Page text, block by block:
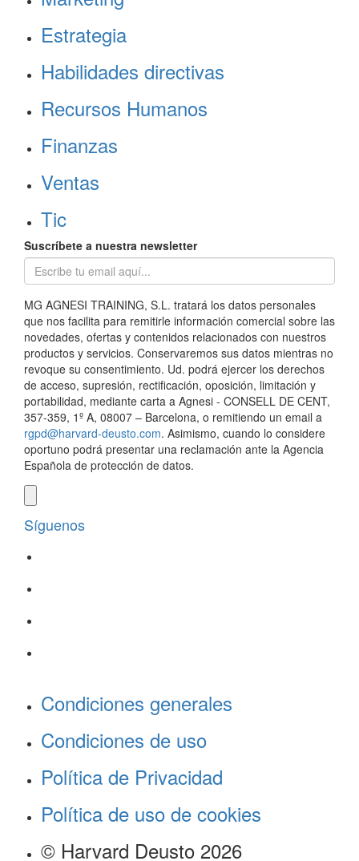
Estrategia
Habilidades directivas
Recursos Humanos
Finanzas
Ventas
Tic
Suscríbete a nuestra newsletter
MG AGNESI TRAINING, S.L. tratará los datos personales
que nos facilita para remitirle información comercial sobre las
novedades, ofertas y contenidos relacionados con nuestros
productos y servicios. Conservaremos sus datos mientras no
revoque su consentimiento. Ud. podrá ejercer los derechos
de acceso, supresión, rectificación, oposición, limitación y
portabilidad, mediante carta a Agnesi - CONSELL DE CENT,
357-359, 1º A, 08007 – Barcelona, o remitiendo un email a
rgpd@harvard-deusto.com. Asimismo, cuando lo considere
oportuno podrá presentar una reclamación ante la Agencia
Española de protección de datos.
Síguenos
Condiciones generales
Condiciones de uso
Política de Privacidad
Política de uso de cookies
© Harvard Deusto 2026